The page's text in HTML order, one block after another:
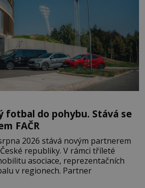
fotbal do pohybu. Stává se
FAČR
2026 stává novým partnerem
republiky. V rámci tříleté
asociace, reprezentačních
v regionech. Partner